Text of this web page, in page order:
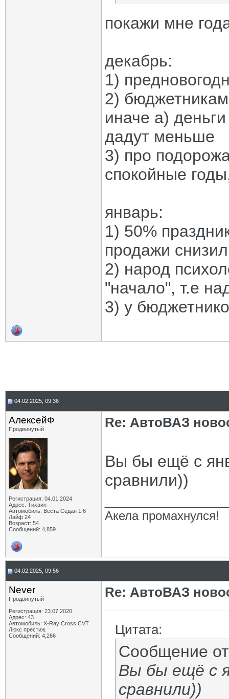
покажи мне
декабрь:
1)
2)
иначе а)
дадут меньше
3) про
спокойные
январь:
1) 50%
продажи
2) народ
"начало", т.е
3) у
04.02.2025, 09:36
АлексейФ
Продвинутый
Регистрация: 04.01.2024
Адрес: Тихвин
Автомобиль: Веста Седан 1,6
Лайф 24
Возраст: 54
Сообщений: 4,859
Re: АвтоВАЗ
Вы бы ещё с
сравнили))
Акела промахнулся!
04.02.2025, 09:56
Never
Продвинутый
Регистрация: 23.07.2020
Адрес: 43
Автомобиль: X-Ray Cross CVT
Люкс престиж.
Сообщений: 4,266
Re: АвтоВАЗ
Цитата:
Сообщение
Вы бы ещё с
сравнили))